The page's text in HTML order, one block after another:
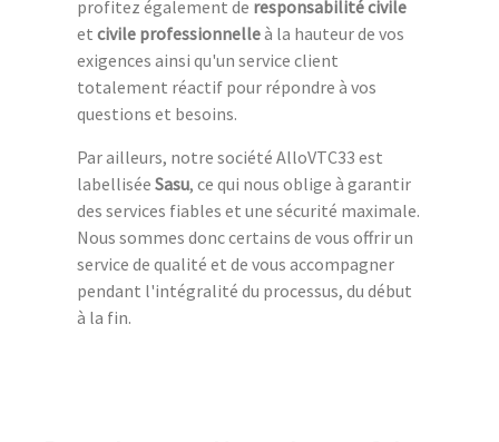
profitez également de responsabilité civile
et civile professionnelleà la hauteur de vos
exigences ainsi qu'un service client
totalement réactif pour répondre à vos
questions et besoins.
Par ailleurs, notre société AlloVTC33 est
labellisée Sasu, ce qui nous oblige à garantir
des services fiables et une sécurité maximale.
Nous sommes donc certains de vous offrir un
service de qualité et de vous accompagner
pendant l'intégralité du processus, du début
à la fin.